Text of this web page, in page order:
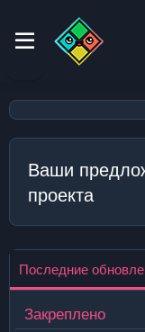
Ваши
проекта
Последние
Закреплено